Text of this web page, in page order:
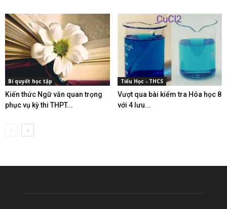
Bí quyết học tập
Kiến thức Ngữ văn quan trọng
phục vụ kỳ thi THPT...
Tiểu Học - THCS
Vượt qua bài kiểm tra Hóa học 8
với 4 lưu...